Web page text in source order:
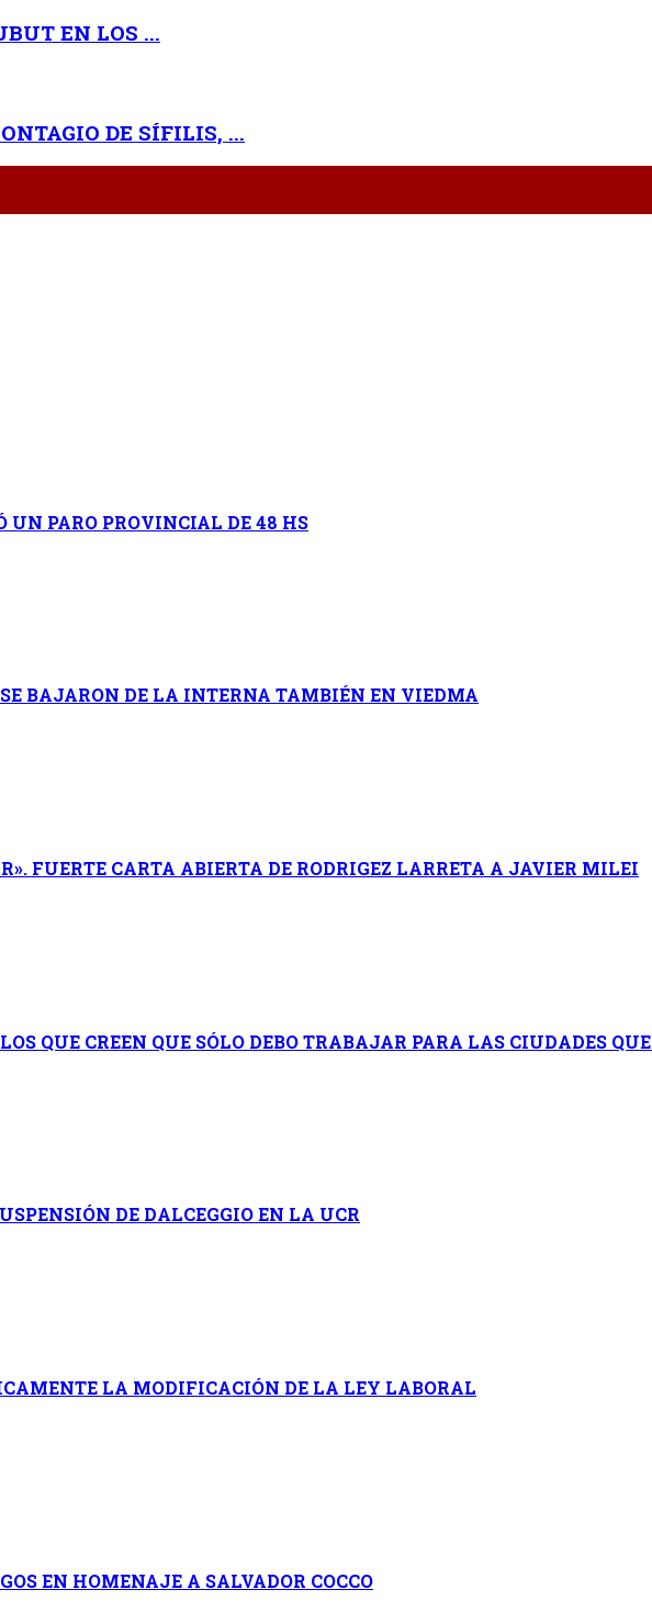
EN LOS ...
DE SÍFILIS, ...
UN PARO PROVINCIAL DE 48 HS
BAJARON DE LA INTERNA TAMBIÉN EN VIEDMA
FUERTE CARTA ABIERTA DE RODRIGEZ LARRETA A JAVIER MILEI
QUE CREEN QUE SÓLO DEBO TRABAJAR PARA LAS CIUDADES
DE DALCEGGIO EN LA UCR
LA MODIFICACIÓN DE LA LEY LABORAL
EN HOMENAJE A SALVADOR COCCO